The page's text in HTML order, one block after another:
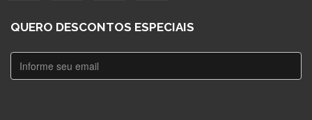
QUERO DESCONTOS ESPECIAIS